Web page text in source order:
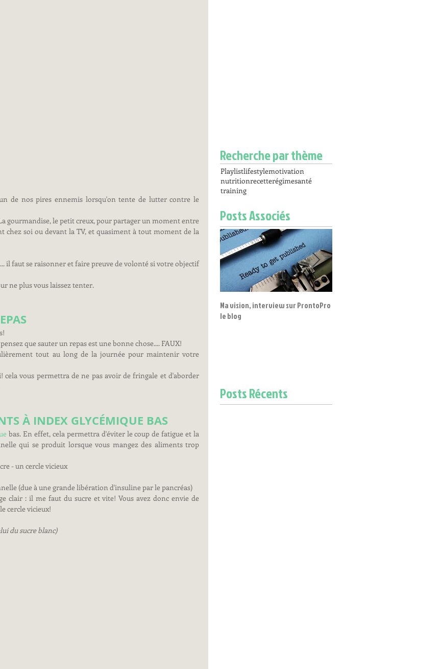
de nos pires ennemis lorsqu'on tente de lutter contre le
gourmandise, le petit creux, pour partager un moment entre
chez soi ou devant la TV, et quasiment à tout moment de la
il faut se raisonner et faire preuve de volonté si votre objectif
ne plus vous laissez tenter.
que sauter un repas est une bonne chose.... FAUX!
tout au long de la journée pour maintenir votre
cela vous permettra de ne pas avoir de fringale et d'aborder
À INDEX GLYCÉMIQUE BAS
bas. En effet, cela permettra d'éviter le coup de fatigue et la
qui se produit lorsque vous mangez des aliments trop
- un cercle vicieux
(due à une grande libération d'insuline par le pancréas)
clair : il me faut du sucre et vite! Vous avez donc envie de
cercle vicieux!
du sucre blanc)
Recherche par thème
Playlistlifestylemotivation
nutritionrecetterégimesanté
training
Posts Associés
Ma vision, interview sur ProntoPro
le blog
Posts Récents